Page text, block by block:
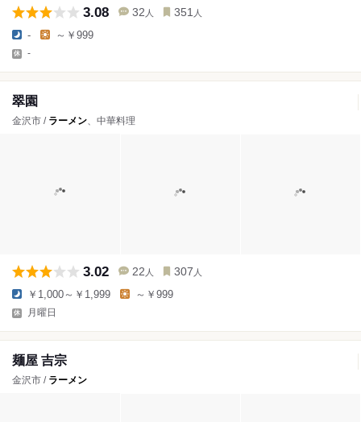
3.08 32 人 351 人
- ～￥999
-
翠園
金沢市 / ラーメン、中華料理
3.02 22 人 307 人
￥1,000～￥1,999 ～￥999
月曜日
麺屋 吉宗
金沢市 / ラーメン